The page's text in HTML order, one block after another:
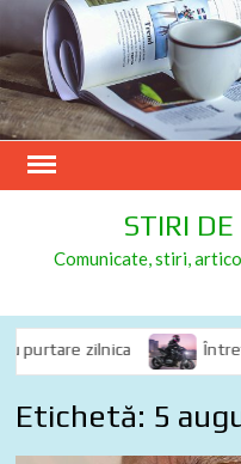
Skip
to
content
STIRI
Comunicate, stiri,
zilnica
Etichetă: 5